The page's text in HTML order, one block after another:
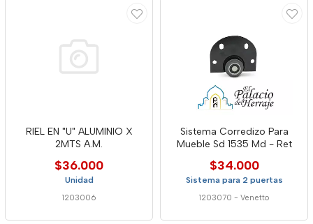
RIEL EN "U" ALUMINIO X
2MTS A.M.
$36.000
Unidad
1203006
Sistema Corredizo Para
Mueble Sd 1535 Md - Ret
$34.000
Sistema para 2 puertas
1203070 - Venetto